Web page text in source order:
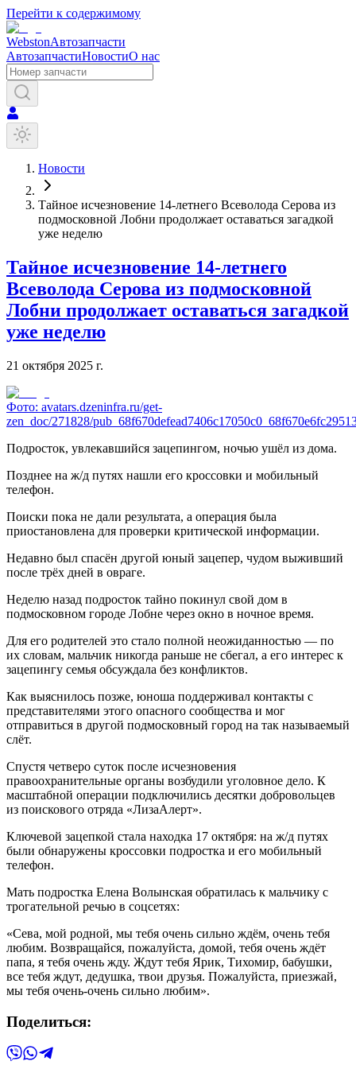
Перейти к содержимому
WebstonАвтозапчасти
АвтозапчастиНовостиО нас
Новости
Тайное исчезновение 14-летнего Всеволода Серова из
подмосковной Лобни продолжает оставаться загадкой
уже неделю
Тайное исчезновение 14-летнего
Всеволода Серова из подмосковной
Лобни продолжает оставаться загадкой
уже неделю
21 октября 2025 г.
Фото: avatars.dzeninfra.ru/get-
zen_doc/271828/
Подросток, увлекавшийся зацепингом, ночью ушёл из дома.
Позднее на ж/д путях нашли его кроссовки и мобильный
телефон.
Поиски пока не дали результата, а операция была
приостановлена для проверки критической информации.
Недавно был спасён другой юный зацепер, чудом выживший
после трёх дней в овраге.
Неделю назад подросток тайно покинул свой дом в
подмосковном городе Лобне через окно в ночное время.
Для его родителей это стало полной неожиданностью — по
их словам, мальчик никогда раньше не сбегал, а его интерес к
зацепингу семья обсуждала без конфликтов.
Как выяснилось позже, юноша поддерживал контакты с
представителями этого опасного сообщества и мог
отправиться в другой подмосковный город на так называемый
слёт.
Спустя четверо суток после исчезновения
правоохранительные органы возбудили уголовное дело. К
масштабной операции подключились десятки добровольцев
из поискового отряда «ЛизаАлерт».
Ключевой зацепкой стала находка 17 октября: на ж/д путях
были обнаружены кроссовки подростка и его мобильный
телефон.
Мать подростка Елена Волынская обратилась к мальчику с
трогательной речью в соцсетях:
«Сева, мой родной, мы тебя очень сильно ждём, очень тебя
любим. Возвращайся, пожалуйста, домой, тебя очень ждёт
папа, я тебя очень жду. Ждут тебя Ярик, Тихомир, бабушки,
все тебя ждут, дедушка, твои друзья. Пожалуйста, приезжай,
мы тебя очень-очень сильно любим».
Поделиться: